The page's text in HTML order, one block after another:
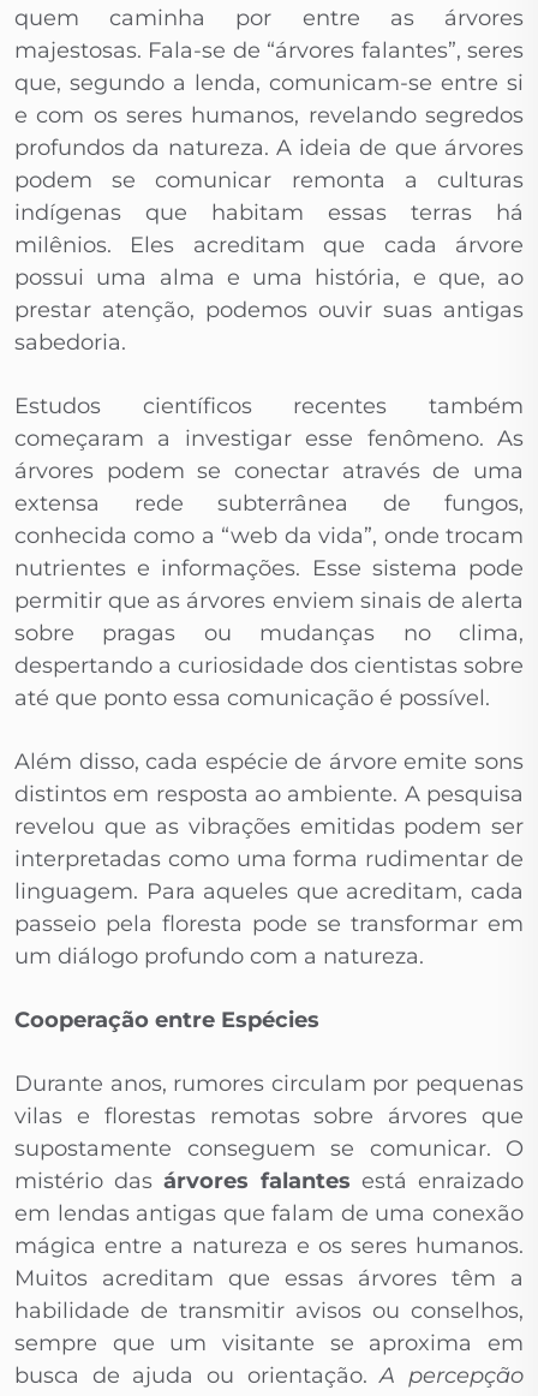
quem caminha por entre as árvores
majestosas. Fala-se de “árvores falantes”, seres
que, segundo a lenda, comunicam-se entre si
e com os seres humanos, revelando segredos
profundos da natureza. A ideia de que árvores
podem se comunicar remonta a culturas
indígenas que habitam essas terras há
milênios. Eles acreditam que cada árvore
possui uma alma e uma história, e que, ao
prestar atenção, podemos ouvir suas antigas
sabedoria.
Estudos científicos recentes também
começaram a investigar esse fenômeno. As
árvores podem se conectar através de uma
extensa rede subterrânea de fungos,
conhecida como a “web da vida”, onde trocam
nutrientes e informações. Esse sistema pode
permitir que as árvores enviem sinais de alerta
sobre pragas ou mudanças no clima,
despertando a curiosidade dos cientistas sobre
até que ponto essa comunicação é possível.
Além disso, cada espécie de árvore emite sons
distintos em resposta ao ambiente. A pesquisa
revelou que as vibrações emitidas podem ser
interpretadas como uma forma rudimentar de
linguagem. Para aqueles que acreditam, cada
passeio pela floresta pode se transformar em
um diálogo profundo com a natureza.
Cooperação entre Espécies
Durante anos, rumores circulam por pequenas
vilas e florestas remotas sobre árvores que
supostamente conseguem se comunicar. O
mistério dasárvores falantes está enraizado
em lendas antigas que falam de uma conexão
mágica entre a natureza e os seres humanos.
Muitos acreditam que essas árvores têm a
habilidade de transmitir avisos ou conselhos,
sempre que um visitante se aproxima em
busca de ajuda ou orientação.A percepção